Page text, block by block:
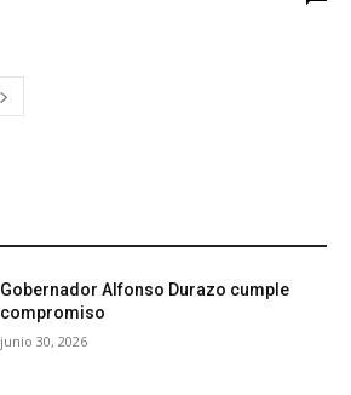
Gobernador Alfonso Durazo cumple
compromiso
junio 30, 2026